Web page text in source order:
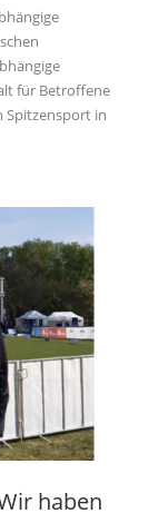
für Betroffene
Spitzensport in
haben